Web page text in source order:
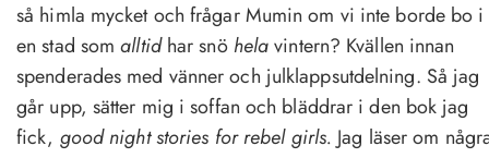
så himla mycket och frågar Mumin om vi inte borde bo i
en stad somalltidhar snö helavintern? Kvällen innan
spenderades med vänner och julklappsutdelning. Så jag
går upp, sätter mig i soffan och bläddrar i den bok jag
fick, good night stories for rebel girls. Jag läser om